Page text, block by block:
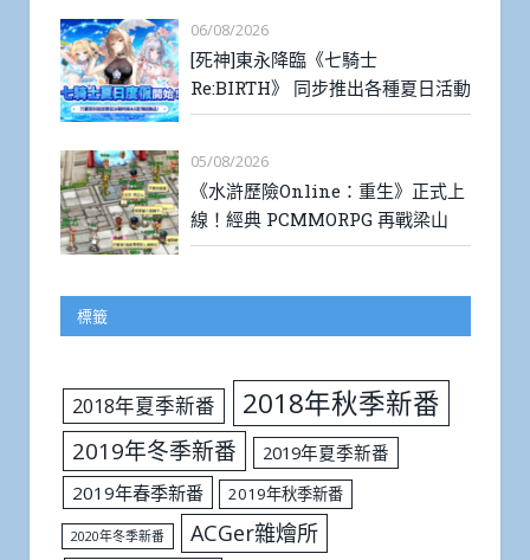
06/08/2026
[死神]東永降臨《七騎士
Re:BIRTH》 同步推出各種夏日活動
05/08/2026
《水滸歷險Online：重生》正式上
線！經典 PCMMORPG 再戰梁山
標籤
2018年夏季新番 2018年秋季新番
2019年冬季新番
2019年夏季新番
2019年春季新番
2019年秋季新番
2020年冬季新番 ACGer雜燴所